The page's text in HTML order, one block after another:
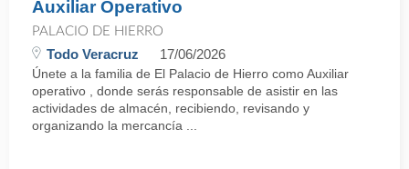
Auxiliar Operativo
PALACIO DE HIERRO
Todo Veracruz 17/06/2026
Únete a la familia de El Palacio de Hierro como Auxiliar
operativo , donde serás responsable de asistir en las
actividades de almacén, recibiendo, revisando y
organizando la mercancía ...